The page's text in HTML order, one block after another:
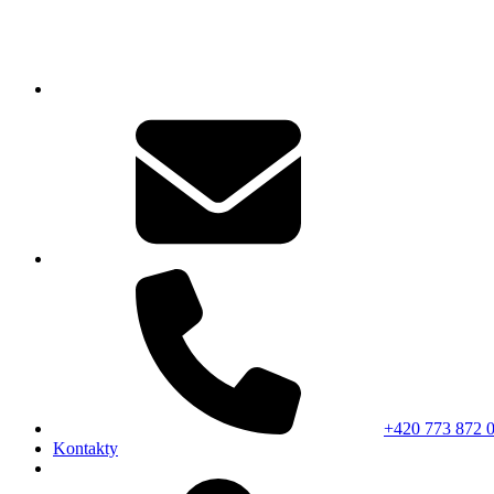
+420 773 872
Kontakty